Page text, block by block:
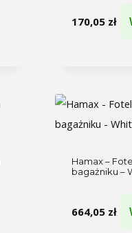
170,05 zł
Hamax –
bagażniku –
664,05 zł